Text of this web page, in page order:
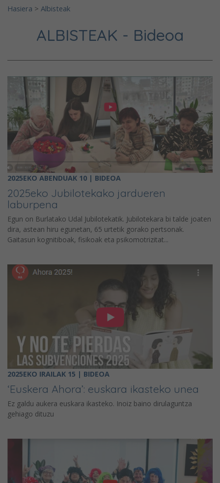
Hasiera > Albisteak
ALBISTEAK - Bideoa
2025EKO ABENDUAK 10 | BIDEOA
2025eko Jubilotekako jardueren
laburpena
Egun on Burlatako Udal Jubilotekatik. Jubilotekara bi talde joaten
dira, astean hiru egunetan, 65 urtetik gorako pertsonak.
Gaitasun kognitiboak, fisikoak eta psikomotrizitat...
2025EKO IRAILAK 15 | BIDEOA
‘Euskera Ahora’: euskara ikasteko unea
Ez galdu aukera euskara ikasteko. Inoiz baino dirulaguntza
gehiago dituzu